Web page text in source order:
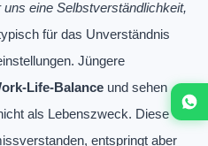
uns eine Selbstverständlichkeit,
für das Unverständnis
Jüngere
Life-Balance und sehen
als Lebenszweck. Diese
entspringt aber